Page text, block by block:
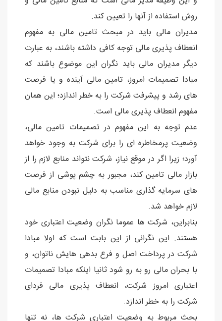
روش استفاده از آنها را تعیین كند.
مدیران مالی باید در مبحث تامین مالی به مفهوم
انعطاف پذیری مالی توجه كافی داشته باشند، به عبارت
دیگر مدیران مالی باید نگران این موضوع باشند كه
مبادا تصمیمات امروز، تامین مالی آینده و یا فرصت
های رشد و پیشرفت شركت را به خطر اندازد؛ این همان
مفهوم انعطاف پذیری مالی است.
عدم توجه به این مفهوم در تصمیمات تامین مالی،
وضعیت پرمخاطره ای را برای شركت به وجود خواهد
آورد؛ زیرا اگر در موقع نیاز، شركت نتواند منابع لازم را از
بازار مالی تامین كند، مجبور به چشم پوشی از فرصت
های سرمایه گذاری مناسب به دلیل نبودن منابع مالی
لازم خواهد شد.
بنابراین، شركت ها عموما نگران وضعیت اعتباری خود
هستند. این نگرانی از این بابت است كه اولا مبادا
شركت در پرداخت اصل و فرع بدهی هایش ناتوان، و
با بحران مالی رو به رو شود ثانیا اینكه مبادا تصمیمات
اعتباری امروز شركت، انعطاف پذیری مالی فردای
شركت را به خطر اندازد.
بحث مربوط به وضعیت اعتباری شركت ها، نه تنها